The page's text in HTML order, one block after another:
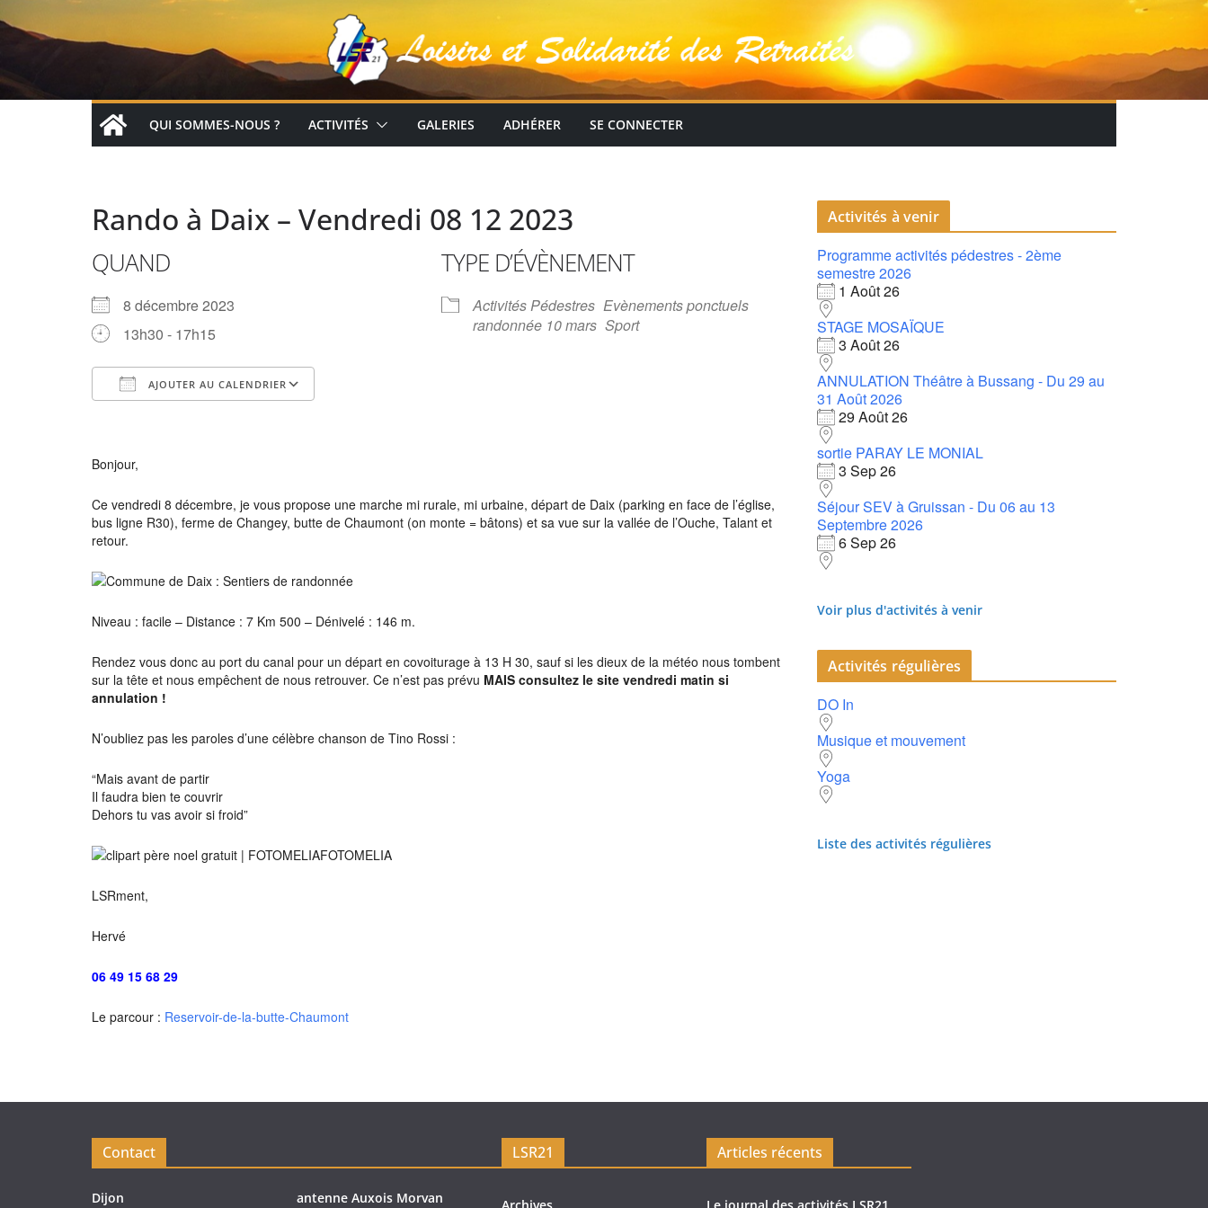
QUI SOMMES-NOUS ? ACTIVITÉS GALERIES ADHÉRER SE CONNECTER
Rando à Daix – Vendredi 08 12 2023
QUAND
8 décembre 2023
13h30 - 17h15
AJOUTER AU CALENDRIER
TYPE D’ÉVÈNEMENT
Activités Pédestres Evènements ponctuels
randonnée 10 mars Sport
Bonjour,
Ce vendredi 8 décembre, je vous propose une marche mi rurale, mi urbaine, départ de Daix (parking en face de l’église,
bus ligne R30), ferme de Changey, butte de Chaumont (on monte = bâtons) et sa vue sur la vallée de l’Ouche, Talant et
retour.
Niveau : facile – Distance : 7 Km 500 – Dénivelé : 146 m.
Rendez vous donc au port du canal pour un départ en covoiturage à 13 H 30, sauf si les dieux de la météo nous tombent
sur la tête et nous empêchent de nous retrouver. Ce n’est pas prévu MAIS consultez le site vendredi matin si
annulation !
N’oubliez pas les paroles d’une célèbre chanson de Tino Rossi :
“Mais avant de partir
Il faudra bien te couvrir
Dehors tu vas avoir si froid”
LSRment,
Hervé
06 49 15 68 29
Le parcour : Reservoir-de-la-butte-Chaumont
Activités à venir
Programme activités pédestres - 2ème
semestre 2026
1 Août 26
STAGE MOSAÏQUE
3 Août 26
ANNULATION Théâtre à Bussang - Du 29 au
31 Août 2026
29 Août 26
sortie PARAY LE MONIAL
3 Sep 26
Séjour SEV à Gruissan - Du 06 au 13
Septembre 2026
6 Sep 26
Voir plus d'activités à venir
Activités régulières
DO In
Musique et mouvement
Yoga
Liste des activités régulières
Contact
Dijon antenne Auxois Morvan
LSR21 Articles récents